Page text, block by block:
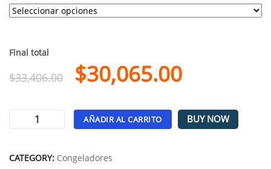
Final total
$33,406.00 $30,065.00
AÑADIR AL CARRITO BUY NOW
CATEGORY: Congeladores